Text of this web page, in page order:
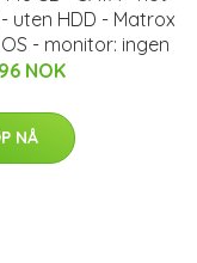
uten HDD - Matrox
- monitor: ingen
NOK
NÅ